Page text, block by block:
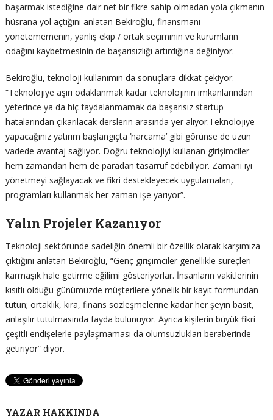
başarmak istediğine dair net bir fikre sahip olmadan yola çıkmanın
hüsrana yol açtığını anlatan Bekiroğlu, finansmanı
yönetememenin, yanlış ekip / ortak seçiminin ve kurumların
odağını kaybetmesinin de başarısızlığı artırdığına değiniyor.
Bekiroğlu, teknoloji kullanımın da sonuçlara dikkat çekiyor.
“Teknolojiye aşırı odaklanmak kadar teknolojinin imkanlarından
yeterince ya da hiç faydalanmamak da başarısız startup
hatalarından çıkarılacak derslerin arasında yer alıyor.Teknolojiye
yapacağınız yatırım başlangıçta ‘harcama’ gibi görünse de uzun
vadede avantaj sağlıyor. Doğru teknolojiyi kullanan girişimciler
hem zamandan hem de paradan tasarruf edebiliyor. Zamanı iyi
yönetmeyi sağlayacak ve fikri destekleyecek uygulamaları,
programları kullanmak her zaman işe yarıyor”.
Yalın Projeler Kazanıyor
Teknoloji sektöründe sadeliğin önemli bir özellik olarak karşımıza
çıktığını anlatan Bekiroğlu, “Genç girişimciler genellikle süreçleri
karmaşık hale getirme eğilimi gösteriyorlar. İnsanların vakitlerinin
kısıtlı olduğu günümüzde müşterilere yönelik bir kayıt formundan
tutun; ortaklık, kira, finans sözleşmelerine kadar her şeyin basit,
anlaşılır tutulmasında fayda bulunuyor. Ayrıca kişilerin büyük fikri
çeşitli endişelerle paylaşmaması da olumsuzlukları beraberinde
getiriyor” diyor.
YAZAR HAKKINDA